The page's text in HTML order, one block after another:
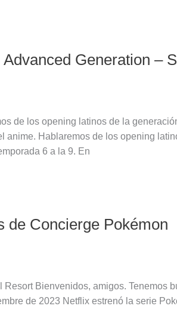
Generation –
de los opening latinos de la
anime. Hablaremos de los opening
6 a la 9. En
de Concierge Pokémon
Bienvenidos, amigos. Tenemos
de 2023 Netflix estrenó la serie